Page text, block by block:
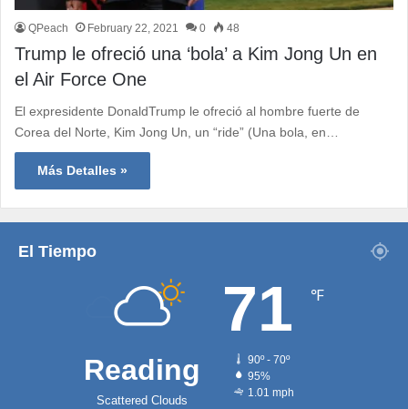
QPeach February 22, 2021 0 48
Trump le ofreció una ‘bola’ a Kim Jong Un en
el Air Force One
El expresidente DonaldTrump le ofreció al hombre fuerte de
Corea del Norte, Kim Jong Un, un “ride” (Una bola, en…
Más Detalles »
El Tiempo
Reading
Scattered Clouds
71 ℉
90º - 70º
95%
1.01 mph